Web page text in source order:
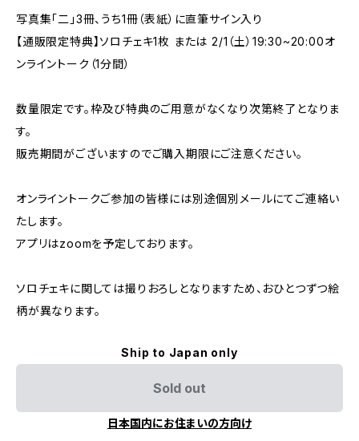
写真集「二」3冊、うち1冊（表紙）に直筆サイン入り
【通販限定特典】ソロチェキ1枚 または 2/1（土）19:30~20:00オ
ンライントーク（1分間）
数量限定です。枠及び特典のご用意がなくなり次第終了となりま
す。
販売期間がございますのでご購入期限にご注意ください。
オンライントークご参加の皆様には別途個別メールにてご連絡い
たします。
アプリはzoomを予定しております。
ソロチェキに関しては撮りおろしとなりますため、おひとつずつ絵
柄が異なります。
Ship to Japan only
Sold out
日本国内にお住まいの方向け